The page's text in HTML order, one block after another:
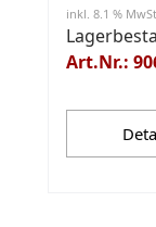
inkl. 8.1 % MwSt.
Art.Nr.: